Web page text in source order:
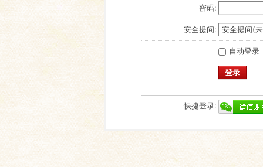
密码:
安全提问:
自动登录
登录
快捷登录: